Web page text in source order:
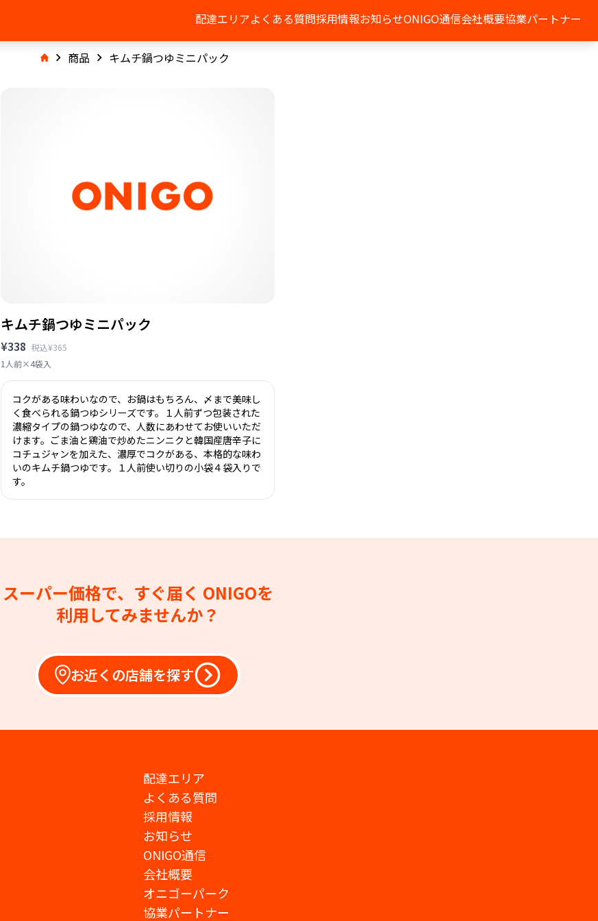
配達エリアよくある質問採用情報お知らせONIGO通信会社概要協業パートナー
商品 キムチ鍋つゆミニパック
キムチ鍋つゆミニパック
¥338 税込¥365
1人前×4袋入
コクがある味わいなので、お鍋はもちろん、〆まで美味し
く食べられる鍋つゆシリーズです。１人前ずつ包装された
濃縮タイプの鍋つゆなので、人数にあわせてお使いいただ
けます。ごま油と鶏油で炒めたニンニクと韓国産唐辛子に
コチュジャンを加えた、濃厚でコクがある、本格的な味わ
いのキムチ鍋つゆです。１人前使い切りの小袋４袋入りで
す。
スーパー価格で、すぐ届く ONIGOを
利用してみませんか？
お近くの店舗を探す
配達エリア
よくある質問
採用情報
お知らせ
ONIGO通信
会社概要
オニゴーパーク
協業パートナー